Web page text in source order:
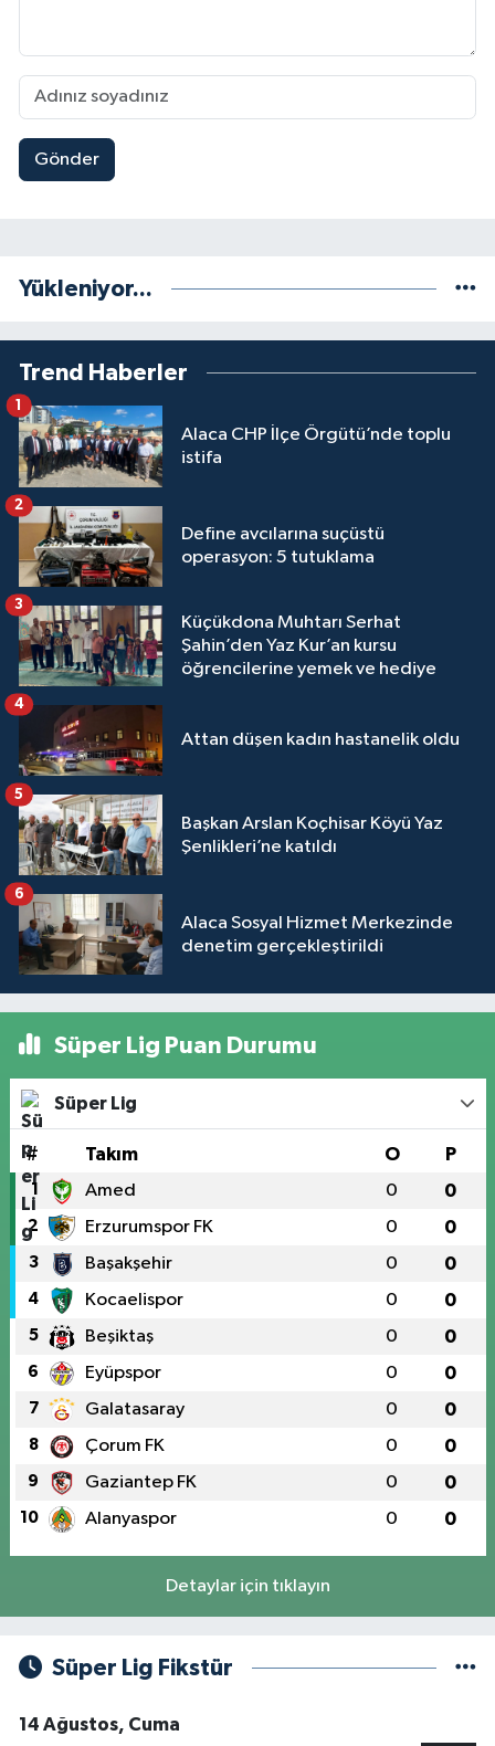
Gönder
Yükleniyor...
Trend Haberler
Alaca CHP İlçe Örgütü’nde toplu
istifa
1
Define avcılarına suçüstü
operasyon: 5 tutuklama
2
Küçükdona Muhtarı Serhat
Şahin’den Yaz Kur’an kursu
öğrencilerine yemek ve hediye
3
Attan düşen kadın hastanelik oldu
4
Başkan Arslan Koçhisar Köyü Yaz
Şenlikleri’ne katıldı
5
Alaca Sosyal Hizmet Merkezinde
denetim gerçekleştirildi
6
Süper Lig Puan Durumu
Süper Lig
# Takım O P
1 Amed 0 0
2 Erzurumspor FK 0 0
3 Başakşehir 0 0
4 Kocaelispor 0 0
5 Beşiktaş 0 0
6 Eyüpspor 0 0
7 Galatasaray 0 0
8 Çorum FK 0 0
9 Gaziantep FK 0 0
10 Alanyaspor 0 0
Detaylar için tıklayın
Süper Lig Fikstür
14 Ağustos, Cuma